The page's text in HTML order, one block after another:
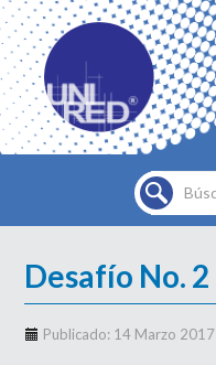
Buscar...
Desafío No. 2
Publicado: 14 Marzo 2017